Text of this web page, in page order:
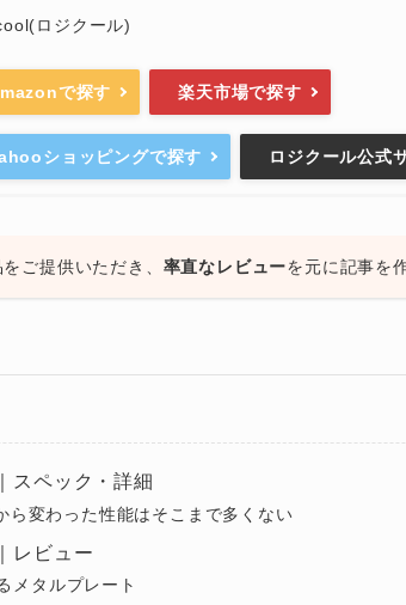
ロジクール)
で探す 楽天市場で探す
ショッピングで探す ロジクール公式
ご提供いただき、 率直なレビューを元に記事を
スペック・詳細
ら変わった性能はそこまで多くない
レビュー
メタルプレート